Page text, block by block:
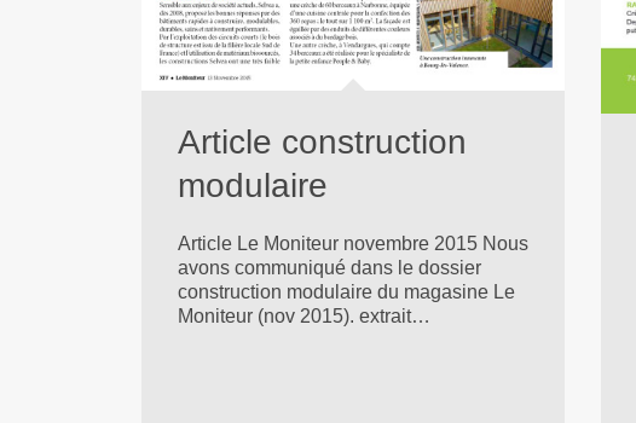
Article construction
modulaire
Article Le Moniteur novembre 2015 Nous
avons communiqué dans le dossier
construction modulaire du magasine Le
Moniteur (nov 2015). extrait…